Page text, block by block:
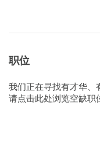
职位
我们正在寻找有才华、
请点击此处浏览空缺职